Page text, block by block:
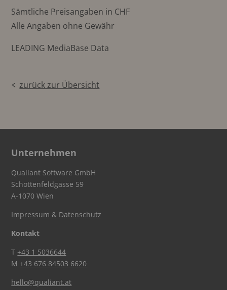
Sämtliche Preisangaben in CHF
Alle Angaben ohne Gewähr
LEADING MediaBase Data
zurück zur Übersicht
Unternehmen
Qualiant Software GmbH
Schottenfeldgasse 59
A-1070 Wien
Impressum & Datenschutz
Kontakt
T+43 1 5036644
M+43 676 84503 6620
hello@qualiant.at